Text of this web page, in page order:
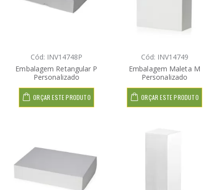
Cód: INV14748P
Embalagem Retangular P
Personalizado
ORÇAR ESTE PRODUTO
Cód: INV14749
Embalagem Maleta M
Personalizado
ORÇAR ESTE PRODUTO